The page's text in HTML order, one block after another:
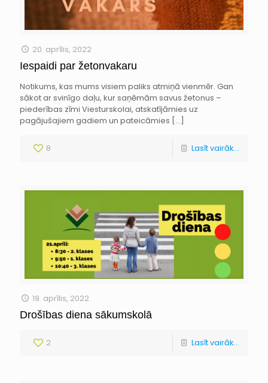
20. aprīlis, 2022
Iespaidi par žetonvakaru
Notikums, kas mums visiem paliks atmiņā vienmēr. Gan
sākot ar svinīgo daļu, kur saņēmām savus žetonus –
piederības zīmi Viesturskolai, atskatījāmies uz
pagājušajiem gadiem un pateicāmies […]
8 Lasīt vairāk...
19. aprīlis, 2022
Drošības diena sākumskolā
2 Lasīt vairāk...